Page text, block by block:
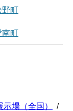
野町
南町
場（全国）
/